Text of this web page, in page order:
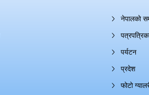
नेपालको
पर्यटन
प्रदेश
फोटो